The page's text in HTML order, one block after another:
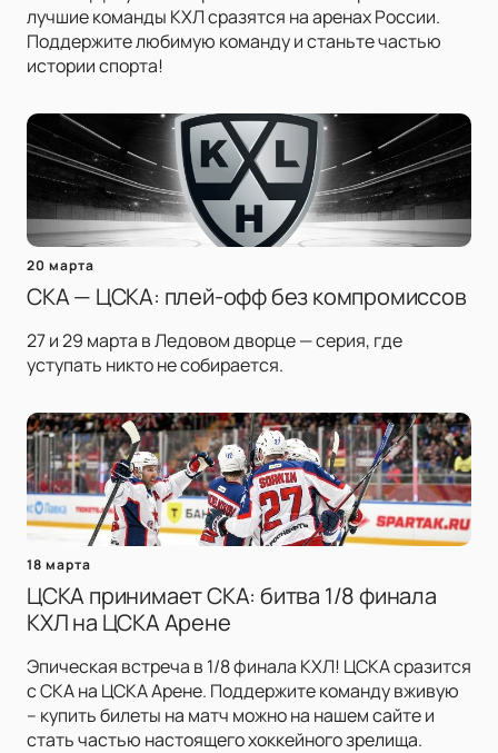
лучшие команды КХЛ сразятся на аренах России.
Поддержите любимую команду и станьте частью
истории спорта!
20 марта
СКА — ЦСКА: плей-офф без компромиссов
27 и 29 марта в Ледовом дворце — серия, где
уступать никто не собирается.
18 марта
ЦСКА принимает СКА: битва 1/8 финала
КХЛ на ЦСКА Арене
Эпическая встреча в 1/8 финала КХЛ! ЦСКА сразится
с СКА на ЦСКА Арене. Поддержите команду вживую
– купить билеты на матч можно на нашем сайте и
стать частью настоящего хоккейного зрелища.